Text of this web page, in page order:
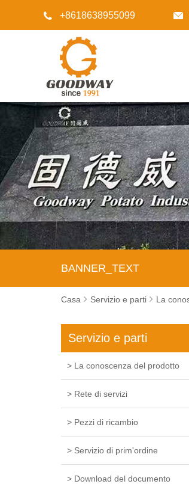
 +8618638955099 
BANNER_TEXT
Casa Servizio e parti La
Servizio e parti
> La conoscenza del prodotto
> Rete di servizi
> Pezzi di ricambio
> Servizio di prim'ordine
> Download del documento